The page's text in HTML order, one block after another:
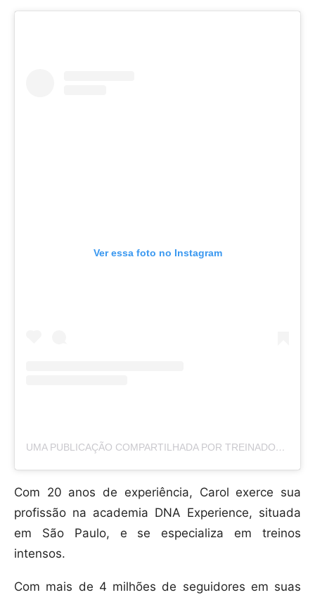
Ver essa foto no Instagram
UMA PUBLICAÇÃO COMPARTILHADA POR TREINADORA CAROL VAZ (@TEAMCAROLVAZ)
Com 20 anos de experiência, Carol exerce sua
profissão na academia DNA Experience, situada
em São Paulo, e se especializa em treinos
intensos.
Com mais de 4 milhões de seguidores em suas